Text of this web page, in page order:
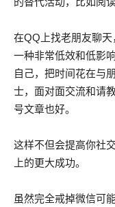
在QQ上找老朋友聊
一种非常低效和低影
自己，把时间花在与
士，面对面交流和请
号文章也好。
这样不但会提高你社
上的更大成功。
虽然完全戒掉微信可